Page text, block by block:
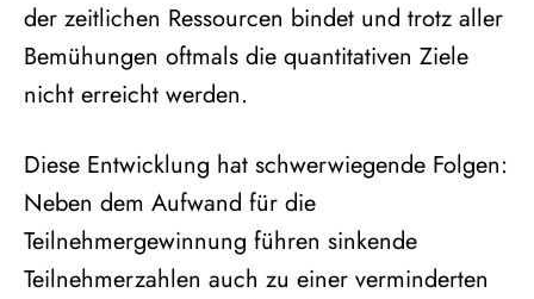
der zeitlichen Ressourcen bindet und trotz aller
Bemühungen oftmals die quantitativen Ziele
nicht erreicht werden.
Diese Entwicklung hat schwerwiegende Folgen:
Neben dem Aufwand für die
Teilnehmergewinnung führen sinkende
Teilnehmerzahlen auch zu einer verminderten